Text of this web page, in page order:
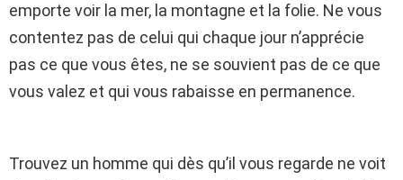
emporte voir la mer, la montagne et la folie. Ne vous
contentez pas de celui qui chaque jour n’apprécie
pas ce que vous êtes, ne se souvient pas de ce que
vous valez et qui vous rabaisse en permanence.
Trouvez un homme qui dès qu’il vous regarde ne voit